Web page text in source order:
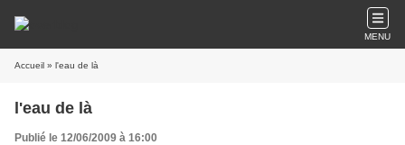
MENU
Accueil » l'eau de là
l'eau de là
Publié le 12/06/2009 à 16:00